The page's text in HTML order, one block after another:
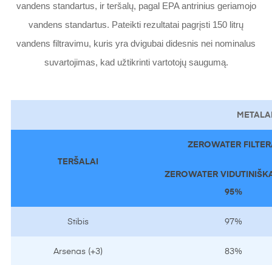
vandens standartus, ir teršalų, pagal EPA antrinius geriamojo
vandens standartus. Pateikti rezultatai pagrįsti 150 litrų
vandens filtravimu, kuris yra dvigubai didesnis nei nominalus
suvartojimas, kad užtikrinti vartotojų saugumą.
INCLUDES:
TERŠALAI
ZEROWATER
ZEROWATER
95%
Stibis 97%
Arsenas (+3) 83%